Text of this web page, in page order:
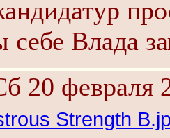
себе Влада
20 февраля
Strength